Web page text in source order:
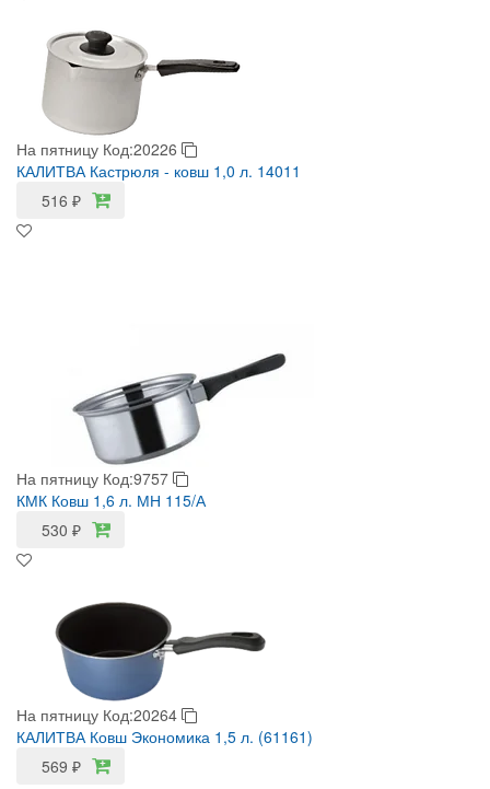
На пятницу Код:20226
КАЛИТВА Кастрюля - ковш 1,0 л. 14011
516 ₽
На пятницу Код:9757
КМК Ковш 1,6 л. МН 115/А
530 ₽
На пятницу Код:20264
КАЛИТВА Ковш Экономика 1,5 л. (61161)
569 ₽